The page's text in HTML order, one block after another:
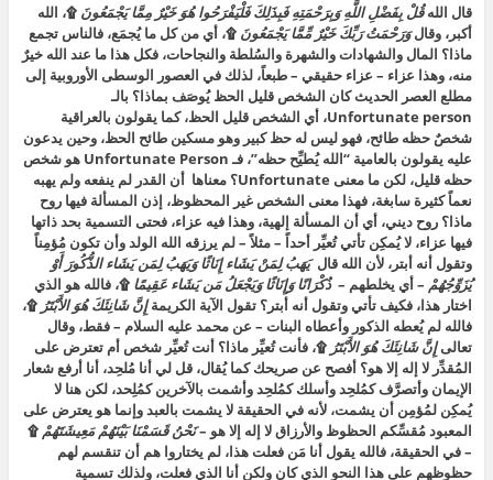
قال اللهقُلْ بِفَضْلِ اللَّهِ وَبِرَحْمَتِهِ فَبِذَلِكَ فَلْيَفْرَحُوا هُوَ خَيْرٌ مِمَّا يَجْمَعُونَ ۩، الله
أكبر، وقالوَرَحْمَتُ رَبِّكَ خَيْرٌ مِّمَّا يَجْمَعُونَ ۩، أي من كل ما يُجمَع، فالناس تجمع
ماذا؟ المال والشهادات والشهرة والسُلطة والنجاحات، فكل هذا ما عند الله خيرٌ
منه، وهذا عزاء – عزاء حقيقي – طبعاً، لذلك في العصور الوسطى الأوروبية إلى
مطلع العصر الحديث كان الشخص قليل الحظ يُوصَف بماذا؟ بالـ
Unfortunate person، أي الشخص قليل الحظ، كما يقولون بالعراقية
شخصٌ حظه طائح، فهو ليس له حظ كبير وهو مسكين طائح الحظ، وحين يدعون
عليه يقولون بالعامية “الله يُطيِّح حظه”، فـ Unfortunate Person هو شخص
حظه قليل، لكن ما معنى Unfortunate؟ معناها أن القدر لم ينفعه ولم يهبه
نعماً كثيرة سابغة، فهذا معنى الشخص غير المحظوظ، إذن المسألة فيها روح
ماذا؟ روح ديني، أي أن المسألة إلهية، وهذا فيه عزاء، فحتى التسمية بحد ذاتها
فيها عزاء، لا يُمكِن تأتي تُعيِّر أحداً – مثلاً – لم يرزقه الله الولد وأن تكون مُؤمِناً
وتقول أنه أبتر، لأن الله قاليَهَبُ لِمَنْ يَشَاء إِنَاثًا وَيَهَبُ لِمَن يَشَاء الذُّكُورَ أَوْ
يُزَوِّجُهُمْ – أي يخلطهم –ذُكْرَانًا وَإِنَاثًا وَيَجْعَلُ مَن يَشَاء عَقِيمًا ۩، فالله هو الذي
اختار هذا، فكيف تأتي وتقول أنه أبتر؟ تقول الآية الكريمةإِنَّ شَانِئَكَ هُوَ الأَبْتَرُ ۩،
فالله لم يُعطه الذكور وأعطاه البنات – عن محمد عليه السلام – فقط، وقال
تعالىإِنَّ شَانِئَكَ هُوَ الأَبْتَرُ ۩، فأنت تُعيِّر ماذا؟ أنت تُعيِّر شخص أم تعترض على
المُقدِّر لا إله إلا هو؟ أفصح عن صريحك كما يُقال، قل لي أنا مُلحِد، أنا أرفع شعار
الإيمان وأتصرَّف كمُلحِد وأسلك كمُلحِد وأشمت بالآخرين كمُلِحد، لكن هنا لا
يُمكِن لمُؤمِن أن يشمت، لأنه في الحقيقة لا يشمت بالعبد وإنما هو يعترض على
المعبود مُقسِّكم الحظوظ والأرزاق لا إله إلا هو –نَحْنُ قَسَمْنَا بَيْنَهُمْ مَعِيشَتَهُمْ ۩
– في الحقيقة، فالله يقول أنا مَن فعلت هذا، لم يختاروا هم أن تنقسم لهم
حظوظهم على هذا النحو الذي كان ولكن أنا الذي فعلت، ولذلك تسمية